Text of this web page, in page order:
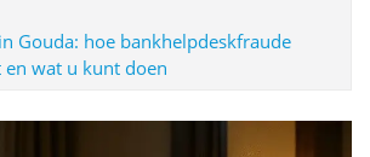
Gouda: hoe bankhelpdeskfraude
wat u kunt doen